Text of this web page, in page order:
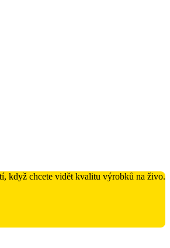
když chcete vidět kvalitu výrobků na živo.